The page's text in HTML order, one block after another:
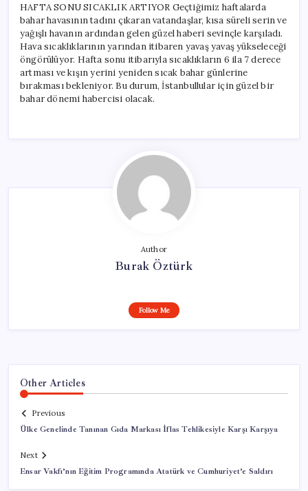
HAFTA SONU SICAKLIK ARTIYOR Geçtiğimiz haftalarda
bahar havasının tadını çıkaran vatandaşlar, kısa süreli serin ve
yağışlı havanın ardından gelen güzel haberi sevinçle karşıladı.
Hava sıcaklıklarının yarından itibaren yavaş yavaş yükseleceği
öngörülüyor. Hafta sonu itibarıyla sıcaklıkların 6 ila 7 derece
artması ve kışın yerini yeniden sıcak bahar günlerine
bırakması bekleniyor. Bu durum, İstanbullular için güzel bir
bahar dönemi habercisi olacak.
Author
Burak Öztürk
Follow Me
Other Articles
Previous
Ülke Genelinde Tanınan Gıda Markası İflas Tehlikesiyle Karşı Karşıya
Next
Ensar Vakfı’nın Eğitim Programında Atatürk ve Cumhuriyet’e Saldırı